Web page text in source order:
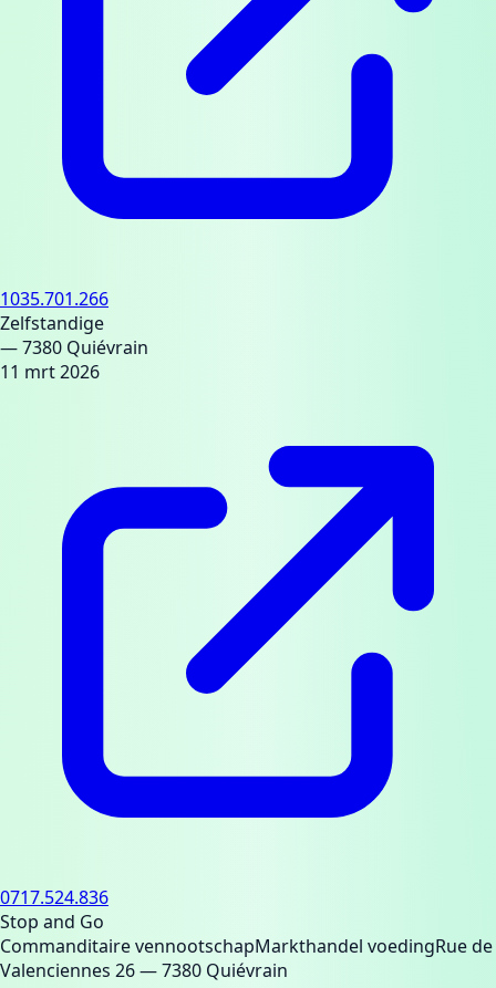
1035.701.266
Zelfstandige
— 7380 Quiévrain
11 mrt 2026
0717.524.836
Stop and Go
Commanditaire vennootschapMarkthandel voedingRue de
Valenciennes 26— 7380 Quiévrain